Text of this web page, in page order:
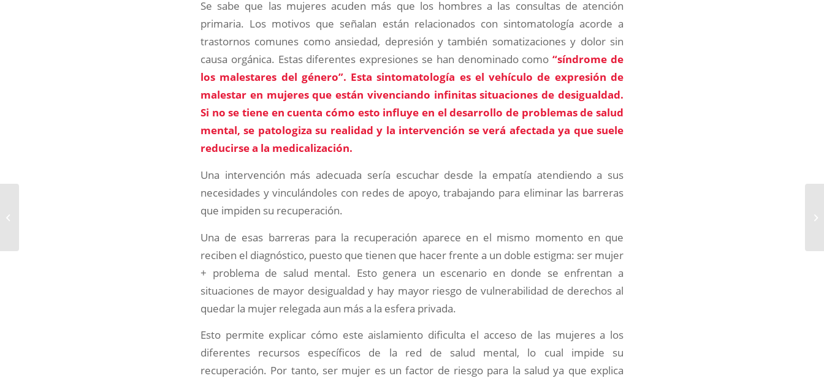
Se sabe que las mujeres acuden más que los hombres a las consultas de atención
primaria. Los motivos que señalan están relacionados con sintomatología acorde a
trastornos comunes como ansiedad, depresión y también somatizaciones y dolor sin
causa orgánica. Estas diferentes expresiones se han denominado como “síndrome de
los malestares del género”. Esta sintomatología es el vehículo de expresión de
malestar en mujeres que están vivenciando infinitas situaciones de desigualdad.
Si no se tiene en cuenta cómo esto influye en el desarrollo de problemas de salud
mental, se patologiza su realidad y la intervención se verá afectada ya que suele
reducirse a la medicalización.
Una intervención más adecuada sería escuchar desde la empatía atendiendo a sus
necesidades y vinculándoles con redes de apoyo, trabajando para eliminar las barreras
que impiden su recuperación.
Una de esas barreras para la recuperación aparece en el mismo momento en que
reciben el diagnóstico, puesto que tienen que hacer frente a un doble estigma: ser mujer
+ problema de salud mental. Esto genera un escenario en donde se enfrentan a
situaciones de mayor desigualdad y hay mayor riesgo de vulnerabilidad de derechos al
quedar la mujer relegada aun más a la esfera privada.
Esto permite explicar cómo este aislamiento dificulta el acceso de las mujeres a los
diferentes recursos específicos de la red de salud mental, lo cual impide su
recuperación. Por tanto, ser mujer es un factor de riesgo para la salud ya que explica